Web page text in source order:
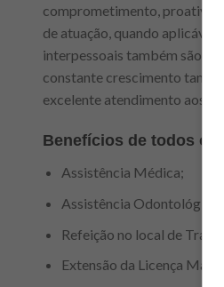
comprometimento,
de atuação, quando
interpessoais também são
constante crescimento
excelente atendimento aos
Benefícios de todos os
Assistência Médica;
Assistência Odontológica;
Refeição no local de
Extensão da Licença